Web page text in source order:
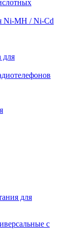
Ni-MH / Ni-Cd
для
для
с